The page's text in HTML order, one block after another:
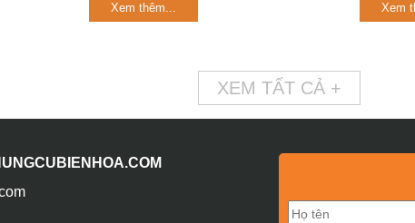
Xem thêm... Xem
XEM TẤT CẢ +